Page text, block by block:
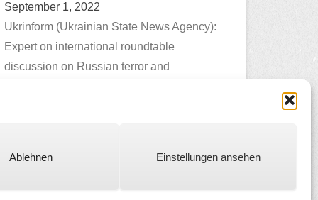
Ablehnen Einstellungen ansehen
September 1, 2022
Ukrinform (Ukrainian State News Agency):
Expert on international roundtable
discussion on Russian terror and
Catch Everest Theme by Catch Themes